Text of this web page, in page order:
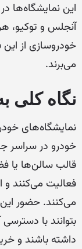
این نمایشگاه‌ها
آنجلس و توکیو،
خودروسازی از
می‌برند.
نگاه کلی
نمایشگاه‌های
خودرو در سراسر
قالب سالن‌ها یا
فعالیت می‌کنند و
می‌کنند. حضور
بتوانند با
داشته باشند و